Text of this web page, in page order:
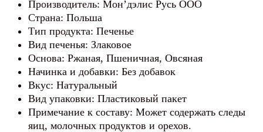
Производитель: Мон’дэлис Русь ООО
Страна: Польша
Тип продукта: Печенье
Вид печенья: Злаковое
Основа: Ржаная, Пшеничная, Овсяная
Начинка и добавки: Без добавок
Вкус: Натуральный
Вид упаковки: Пластиковый пакет
Примечание к составу: Может содержать следы
яиц, молочных продуктов и орехов.